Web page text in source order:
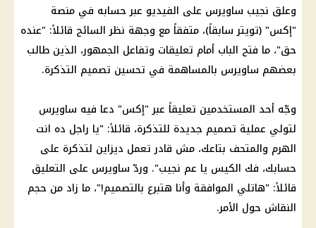
وعلق نجيب ساويرس على الفيديو عبر حسابه في منصة
"إكس" (تويتر سابقاً)، متفقاً مع وجهة نظر السائح قائلاً: "عنده
حق"، ما فتح الباب أمام تعليقات وتفاعل الجمهور، الذين طالب
بعضهم ساويرس بالمساهمة في تحسين تصميم التذكرة.
وجّه أحد المستخدمين تعليقاً عبر "إكس" دعا فيه ساويرس
لتولي عملية تصميم جديدة للتذكرة، قائلاً: "يا راجل ده انت
الهرم والمتحف بتاعك، مش قادر تعمل ديزاين لتذكرة على
حسابك، فك الكيس يا عم نجيب". وردّ ساويرس على التعليق
قائلاً: "هاتلي الموافقة وأنا هتبرع بالتصميم!"، ما زاد من حجم
النقاش حول الأمر.